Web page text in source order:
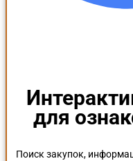
для
Поиск закупок,